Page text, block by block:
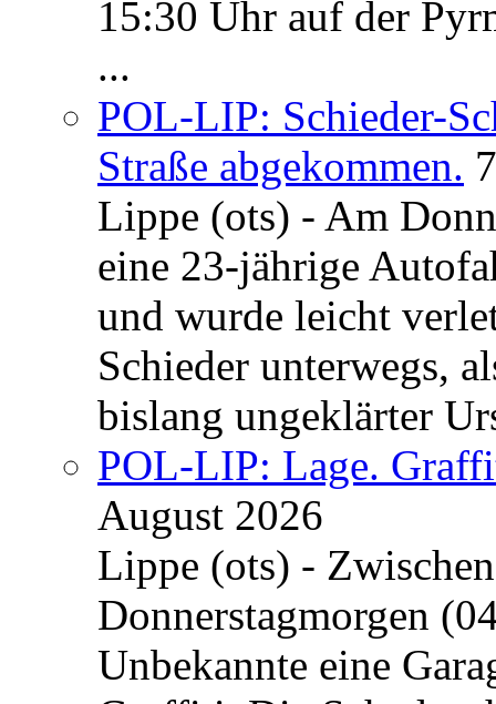
15:30 Uhr auf der
...
POL-LIP: Schieder-
Straße abgekommen.
Lippe (ots) - Am
eine 23-jährige
und wurde leicht
Schieder unterwegs,
bislang ungeklärter
POL-LIP: Lage.
August 2026
Lippe (ots) -
Donnerstagmorgen
Unbekannte eine